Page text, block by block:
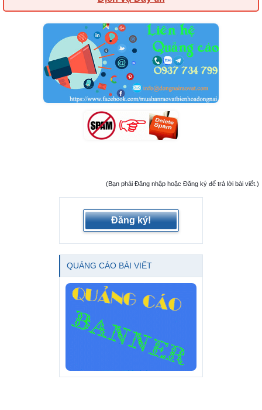
(Bạn phải Đăng nhập hoặc Đăng ký để trả lời bài viết.)
Đăng ký!
QUẢNG CÁO BÀI VIẾT